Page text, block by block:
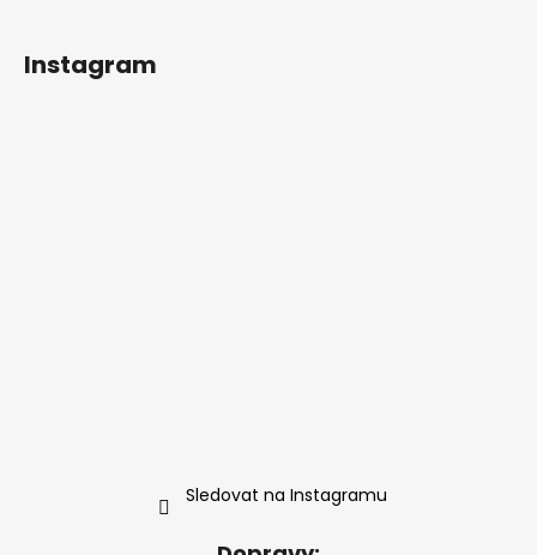
Instagram
Sledovat na Instagramu